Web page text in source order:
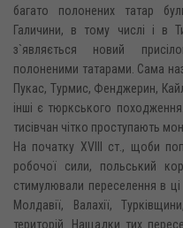
багато полонених татар
Галичини, в тому числі і в
з`являється новий
полоненими татарами. Сама
Пукас, Турмис, Фенджерин,
інші є тюркського
тисівчан чітко проступають
На початку XVIII ст., щоби
робочої сили, польський
стимулювали переселення в ці
Молдавії, Валахії,
територій. Нащадки тих